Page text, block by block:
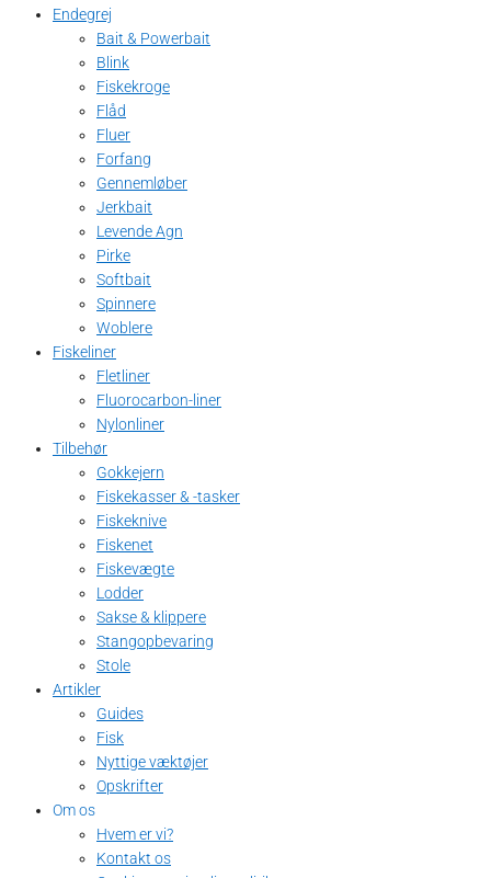
Endegrej
Bait & Powerbait
Blink
Fiskekroge
Flåd
Fluer
Forfang
Gennemløber
Jerkbait
Levende Agn
Pirke
Softbait
Spinnere
Woblere
Fiskeliner
Fletliner
Fluorocarbon-liner
Nylonliner
Tilbehør
Gokkejern
Fiskekasser & -tasker
Fiskeknive
Fiskenet
Fiskevægte
Lodder
Sakse & klippere
Stangopbevaring
Stole
Artikler
Guides
Fisk
Nyttige væktøjer
Opskrifter
Om os
Hvem er vi?
Kontakt os